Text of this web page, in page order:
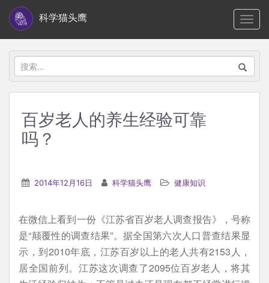
i
科学猫头鹰
搜
索：
百岁老人的养生经验可靠
吗？
2014年12月16日 科学猫头鹰 健康知识
在微信上看到一份《江苏省百岁老人调查报告》，号称
是“颠覆性的调查结果”。据全国第六次人口普查结果显
示，到2010年底，江苏百岁以上的老人共有2153人，
居全国前列。江苏这次调查了2095位百岁老人，将其